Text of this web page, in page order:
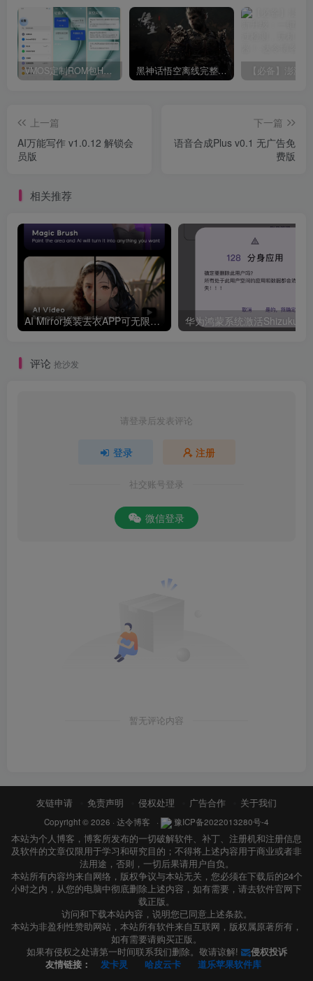
VMOS定制ROM包HnciseOS9.6.0兼容解锁 黑神话悟空离线完整版+修改器
上一篇
AI万能写作 v1.0.12 解锁会
员版
下一篇
语音合成Plus v0.1 无广告免
费版
相关推荐
AI Mirror换装去衣APP可无限白嫖！
评论 抢沙发
请登录后发表评论
登录 注册
社交账号登录
微信登录
暂无评论内容
友链申请 免责声明 侵权处理 广告合作 关于我们
Copyright © 2026 · 达令博客 · 豫ICP备2022013280号-4
本站为个人博客，博客所发布的一切破解软件、补丁、注册机和注册信息
及软件的文章仅限用于学习和研究目的；不得将上述内容用于商业或者非
法用途，否则，一切后果请用户自负。
本站所有内容均来自网络，版权争议与本站无关，您必须在下载后的24个
小时之内，从您的电脑中彻底删除上述内容，如有需要，请去软件官网下
载正版。
访问和下载本站内容，说明您已同意上述条款。
本站为非盈利性赞助网站，本站所有软件来自互联网，版权属原著所有，
如有需要请购买正版。
如果有侵权之处请第一时间联系我们删除。敬请谅解!
侵权投诉
友情链接：
发卡灵 哈皮云卡 道乐苹果软件库